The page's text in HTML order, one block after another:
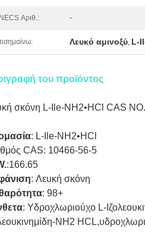
Αριθ.: -
Λευκό αμινοξύ, L-
του προϊόντος
σκόνη L-Ile-NH2•HCl CAS
: L-Ile-NH2•HCl
CAS: 10466-56-5
:166.65
: Λευκή σκόνη
: 98+
: Υδροχλωριούχο L-
NH2